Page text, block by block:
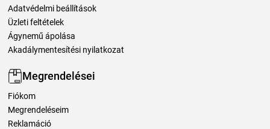
Adatvédelmi beállítások
Üzleti feltételek
Ágynemű ápolása
Akadálymentesítési nyilatkozat
Megrendelései
Fiókom
Megrendeléseim
Reklamáció